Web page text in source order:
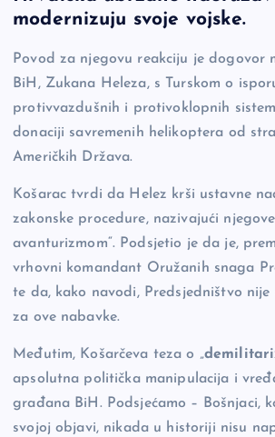
k
modernizuju svoje vojske.
Povod za njegovu reakciju je dogovor
BiH, Zukana Heleza, s Turskom o
protivvazdušnih i protivoklopnih
donaciji savremenih helikoptera od
Američkih Država.
Košarac tvrdi da Helez krši ustavne
zakonske procedure, nazivajući
avanturizmom“. Podsjetio je da je,
vrhovni komandant Oružanih snaga
te da, kako navodi, Predsjedništvo
za ove nabavke.
Međutim, Košarčeva teza o „
apsolutna politička manipulacija i
građana BiH. Podsjećamo – Bošnjaci,
svojoj objavi, nikada u historiji nisu